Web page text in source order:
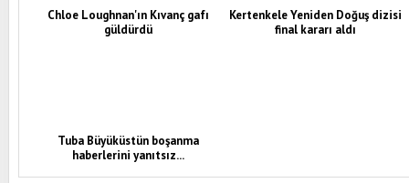
Chloe Loughnan'ın Kıvanç gafı
güldürdü
Kertenkele Yeniden Doğuş dizisi
final kararı aldı
Tuba Büyüküstün boşanma
haberlerini yanıtsız...